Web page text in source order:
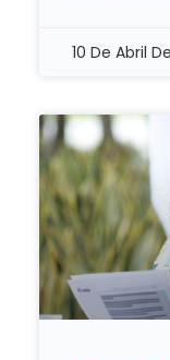
10 De Abril